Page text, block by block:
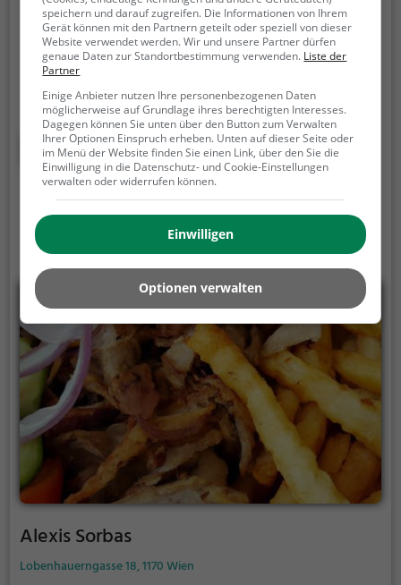
Ottakringer Straße 233, 1160 Wien
Im Achillion kann man griechische Gastfreundschaft
hautnah erleben. Das gemütliche Restaurant in Wien
besticht nicht nur durch sein authentisches
Ambiente, sondern auch durch eine vielfältige
Auswahl an griechischen Spezialitäten. Hier kann
man sich von köstlichen Gyros, frischen Salaten und
verschiedenen Mezedes verwöhnen lassen. Dazu
gibt es eine breite Auswahl an griechischen Weinen
und anderen Getränken. Wer also auf der Suche
nach einem kleinen Stück Griechenland mitten in
Wien ist, wird im Achillion garantiert fündig. Die
perfekte Location, um sich kulinarisch verwöhnen zu
lassen und dem Alltag zu entfliehen.
Mehr erfahren
Alexis Sorbas
Lobenhauerngasse 18, 1170 Wien
speichern und darauf zugreifen. Die Informationen von Ihrem
Gerät können mit den Partnern geteilt oder speziell von dieser
Website verwendet werden. Wir und unsere Partner dürfen
genaue Daten zur Standortbestimmung verwenden. Liste der
Partner
Einige Anbieter nutzen Ihre personenbezogenen Daten
möglicherweise auf Grundlage ihres berechtigten Interesses.
Dagegen können Sie unten über den Button zum Verwalten
Ihrer Optionen Einspruch erheben. Unten auf dieser Seite oder
im Menü der Website finden Sie einen Link, über den Sie die
Einwilligung in die Datenschutz- und Cookie-Einstellungen
verwalten oder widerrufen können.
Einwilligen
Optionen verwalten